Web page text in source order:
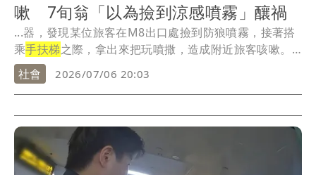
嗽 7旬翁「以為撿到涼感噴霧」釀禍
...器，發現某位旅客在M8出口處撿到防狼噴霧，接著搭
乘手扶梯之際，拿出來把玩噴撒，造成附近旅客咳嗽。
...社會 2026/07/06 20:03